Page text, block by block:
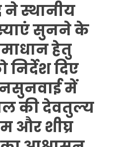
स्थानीय
सुनने के
हेतु
निर्देश दिए
में
की देवतुल्य
और शीघ्र